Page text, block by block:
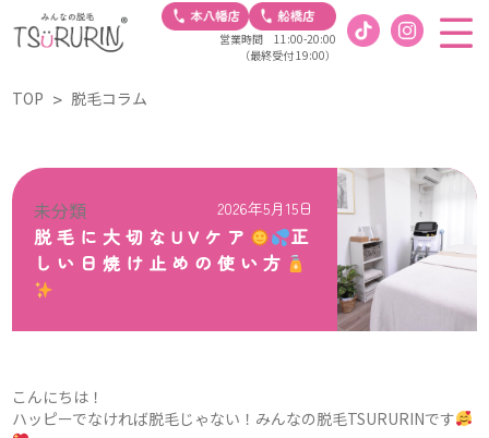
営業時間 11:00-20:00
（最終受付 19:00）
TOP 脱毛コラム
未分類 2026年5月15日
脱毛に大切なUVケア
正
しい日焼け止めの使い方
こんにちは！
ハッピーでなければ脱毛じゃない！みんなの脱毛TSURURINです